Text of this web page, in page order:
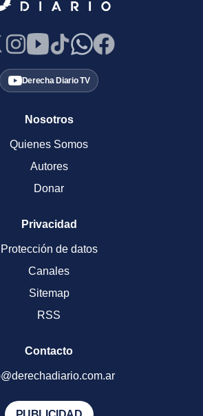
Derecha Diario TV
Nosotros
Quienes Somos
Autores
Donar
Privacidad
Protección de datos
Canales
Sitemap
RSS
Contacto